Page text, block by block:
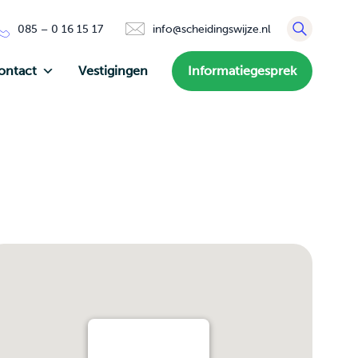
085 – 0 16 15 17 info@scheidingswijze.nl
Vestigingen Informatiegesprek